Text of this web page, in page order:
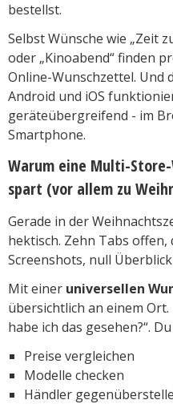
bestellst.
Selbst Wünsche wie „Zeit
oder „Kinoabend“ finden
Online-Wunschzettel. Und
Android und iOS
geräteübergreifend - im
Smartphone.
Warum eine Multi-
spart (vor allem zu
Gerade in der
hektisch. Zehn Tabs
Screenshots, null
Mit einer universellen
übersichtlich an einem
habe ich das gesehen?“.
Preise vergleichen
Modelle checken
Händler